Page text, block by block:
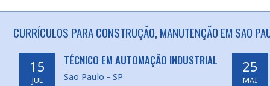
CURRÍCULOS PARA CONSTRUÇÃO, MANUTENÇÃO EM SAO
15
JUL
TÉCNICO EM AUTOMAÇÃO INDUSTRIAL
Sao Paulo - SP
25
MAI